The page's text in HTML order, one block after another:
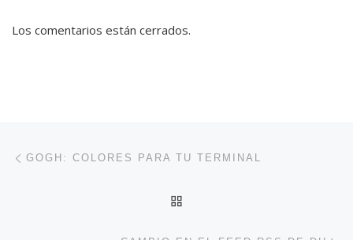
Los comentarios están cerrados.
Navegación de entradas
GOGH: COLORES PARA TU TERMINAL